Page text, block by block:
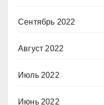
Сентябрь 2022
Август 2022
Июль 2022
Июнь 2022